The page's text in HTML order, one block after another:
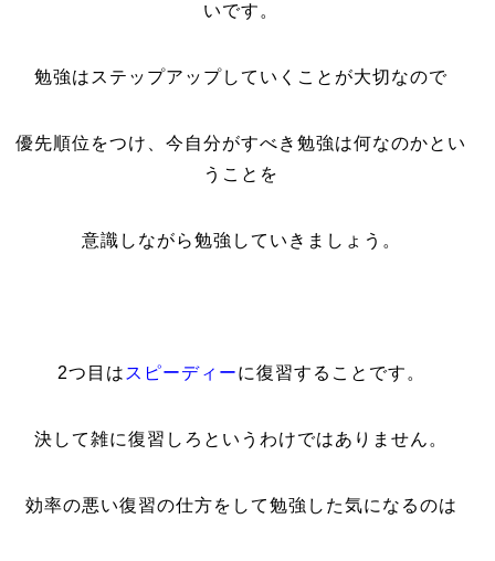
いです。
勉強はステップアップしていくことが大切なので
優先順位をつけ、今自分がすべき勉強は何なのかとい
うことを
意識しながら勉強していきましょう。
2つ目は スピーディーに復習することです。
決して雑に復習しろというわけではありません。
効率の悪い復習の仕方をして勉強した気になるのは